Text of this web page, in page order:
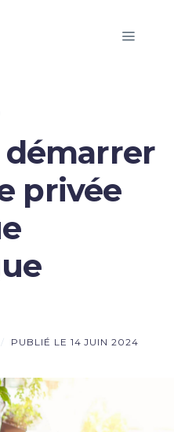
privée
/ PUBLIÉ LE 14 JUIN 2024